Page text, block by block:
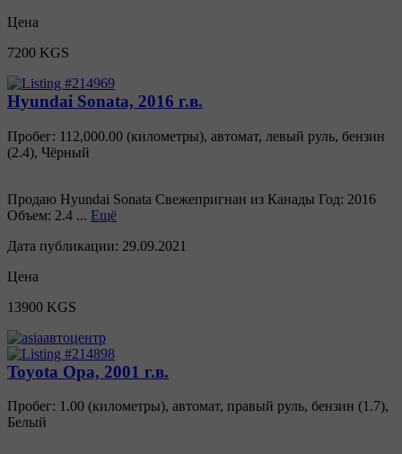
Цена
7200 KGS
Hyundai Sonata, 2016 г.в.
Пробег: 112,000.00 (километры), автомат, левый руль, бензин
(2.4), Чёрный
Продаю Hyundai Sonata Свежепригнан из Канады Год: 2016
Объем: 2.4 ... Ещё
Дата публикации: 29.09.2021
Цена
13900 KGS
Toyota Opa, 2001 г.в.
Пробег: 1.00 (километры), автомат, правый руль, бензин (1.7),
Белый